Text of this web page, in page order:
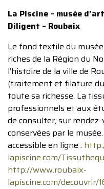
La Piscine – musée
Diligent – Roubaix
Le fond textile du
riches de la Région du
l’histoire de la ville de
(traitement et filature
toute sa richesse. La
professionnels et aux
de consulter, sur
conservées par le
accessible en ligne :
lapiscine.com/
http://www.roubaix-
lapiscine.com/decouvrir/